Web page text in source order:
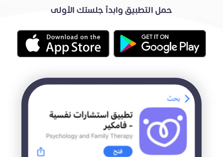
حمل التطبيق وابدأ جلستك الأولى